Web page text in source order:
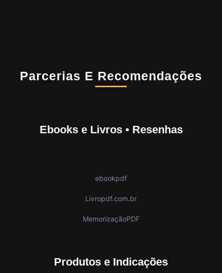
Parcerias E Recomendações
Ebooks e Livros • Resenhas
ebookpdf
Livropdf.com.br
MemorizaçãoPDF
Produtos e Indicações